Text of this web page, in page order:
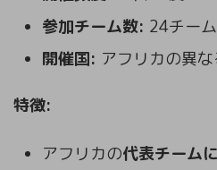
参加チーム数: 24チーム
開催国: アフリカの異
特徴:
アフリカの代表チーム